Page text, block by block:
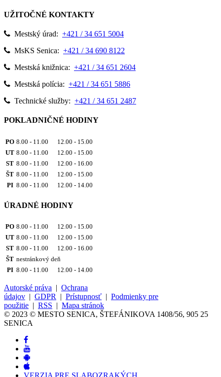
UŽITOČNÉ KONTAKTY
Mestský úrad: +421 / 34 651 5004
MsKS Senica: +421 / 34 690 8122
Mestská knižnica: +421 / 34 651 2604
Mestská polícia: +421 / 34 651 5886
Technické služby: +421 / 34 651 2487
POKLADNIČNÉ HODINY
PO 8.00 - 11.00 12.00 - 15.00
UT 8.00 - 11.00 12.00 - 15.00
ST 8.00 - 11.00 12.00 - 16.00
ŠT 8.00 - 11.00 12.00 - 15.00
PI 8.00 - 11.00 12.00 - 14.00
ÚRADNÉ HODINY
PO 8.00 - 11.00 12.00 - 15.00
UT 8.00 - 11.00 12.00 - 15.00
ST 8.00 - 11.00 12.00 - 16.00
ŠT nestránkový deň
PI 8.00 - 11.00 12.00 - 14.00
Autorské práva | Ochrana
údajov | GDPR | Prístupnosť | Podmienky pre
použitie | RSS | Mapa stránok
© 2023 © MESTO SENICA, ŠTEFÁNIKOVA 1408/56, 905 25
SENICA